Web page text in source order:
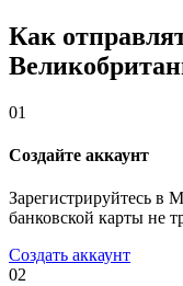
Как
01
Создайте аккаунт
Зарегистрируйтесь в
банковской карты не
Создать аккаунт
02